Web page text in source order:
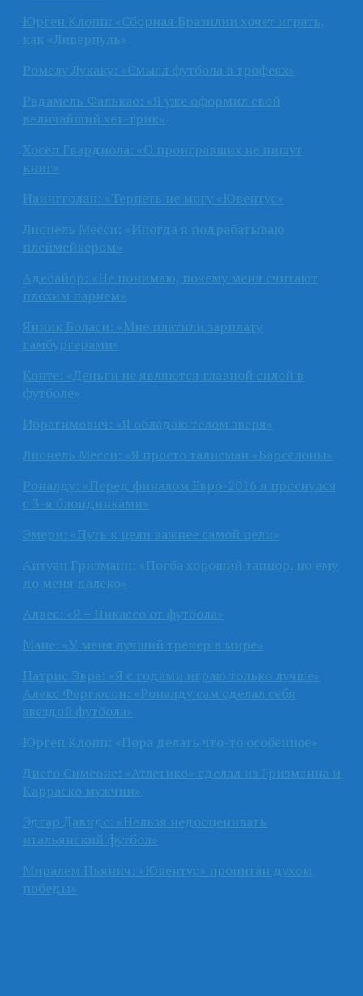
Юрген Клопп: «Сборная Бразилии хочет играть,
как «Ливерпуль»
Ромелу Лукаку: «Смысл футбола в трофеях»
Радамель Фалькао: «Я уже оформил свой
величайший хет-трик»
Хосеп Гвардиола: «О проигравших не пишут
книг»
Наингголан: «Терпеть не могу «Ювентус»
Лионель Месси: «Иногда я подрабатываю
плеймейкером»
Адебайор: «Не понимаю, почему меня считают
плохим парнем»
Янник Боласи: «Мне платили зарплату
гамбургерами»
Конте: «Деньги не являются главной силой в
футболе»
Ибрагимович: «Я обладаю телом зверя»
Лионель Месси: «Я просто талисман «Барселоны»
Роналду: «Перед финалом Евро-2016 я проснулся
с 3-я блондинками»
Эмери: «Путь к цели важнее самой цели»
Антуан Гризманн: «Погба хороший танцор, но ему
до меня далеко»
Алвес: «Я – Пикассо от футбола»
Мане: «У меня лучший тренер в мире»
Патрис Эвра: «Я с годами играю только лучше»
Алекс Фергюсон: «Роналду сам сделал себя
звездой футбола»
Юрген Клопп: «Пора делать что-то особенное»
Диего Симеоне: «Атлетико» сделал из Гризманна и
Карраско мужчин»
Эдгар Давидс: «Нельзя недооценивать
итальянский футбол»
Миралем Пьянич: «Ювентус» пропитан духом
победы»